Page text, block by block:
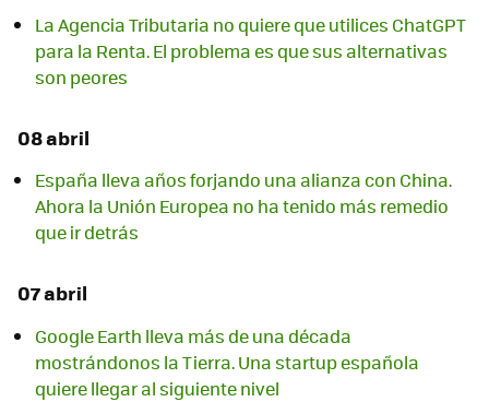
La Agencia Tributaria no quiere que utilices ChatGPT
para la Renta. El problema es que sus alternativas
son peores
08 abril
España lleva años forjando una alianza con China.
Ahora la Unión Europea no ha tenido más remedio
que ir detrás
07 abril
Google Earth lleva más de una década
mostrándonos la Tierra. Una startup española
quiere llegar al siguiente nivel